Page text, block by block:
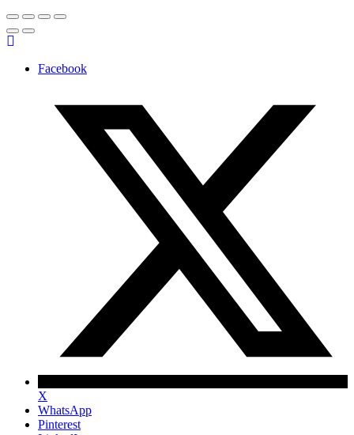
Facebook
X
WhatsApp
Pinterest